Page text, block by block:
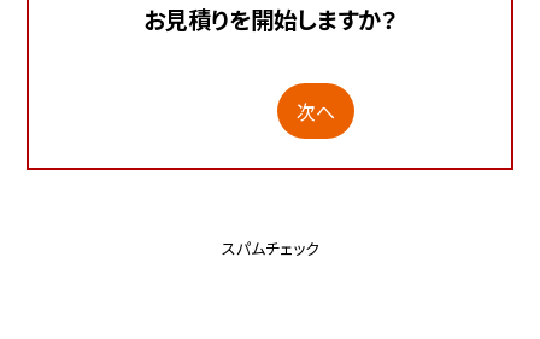
お見積りを開始しますか？
次へ
スパムチェック